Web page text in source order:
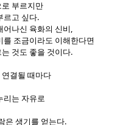
부르지만
르고 싶다.
어나신 육화의 신비 ,
조금이라도 이해한다면
것도 좋을 것이다.
결될 때마다
리는 자유로
은 생기를 얻는다.